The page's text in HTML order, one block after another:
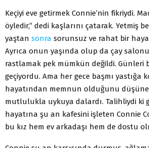
Keçiyi eve getirmek Connie’nin fikriydi.
öyledir,” dedi kaşlarını çatarak. Yetmiş
yaştan sonra sorunsuz ve rahat bir
Ayrıca onun yaşında olup da çay
rastlamak pek mümkün değildi. Günleri
geçiyordu. Ama her gece başmı yastığa
hayatın­dan memnun olduğunu
mutlulukla uyku­ya dalardı. Talihliydi ki
hayatına şu an kafesini işleten Connie
bu kız hem ev arkadaşı hem de dostu